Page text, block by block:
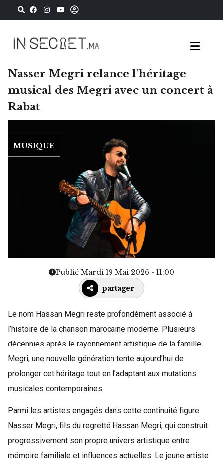
Nasser Megri relance l’héritage
musical des Megri avec un concert à
Rabat
MUSIQUE
Publié Mardi 19 Mai 2026 - 11:00
partager
Le nom Hassan Megri reste profondément associé à
l’histoire de la chanson marocaine moderne. Plusieurs
décennies après le rayonnement artistique de la famille
Megri, une nouvelle génération tente aujourd’hui de
prolonger cet héritage tout en l’adaptant aux mutations
musicales contemporaines.
Parmi les artistes engagés dans cette continuité figure
Nasser Megri, fils du regretté Hassan Megri, qui construit
progressivement son propre univers artistique entre
mémoire familiale et influences actuelles. Le jeune artiste